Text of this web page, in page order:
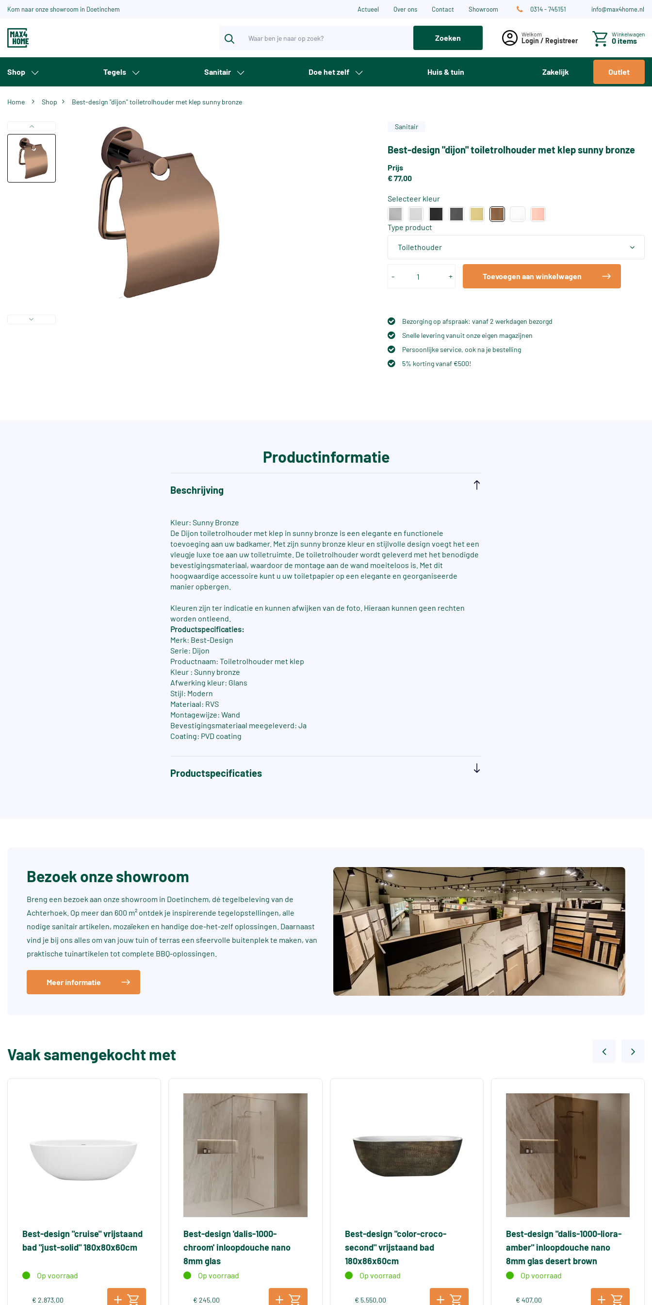
Kom naar onze showroom in Doetinchem Actueel Over ons Contact Showroom 0314 - 745151 info@max4home.nl
Zoeken Login / Registreer
Winkelwagen
0 items
Shop Tegels Sanitair Doe het zelf Huis & tuin Zakelijk Outlet
Home Shop Best-design "dijon" toiletrolhouder met klep sunny bronze
Sanitair
Best-design "dijon" toiletrolhouder met klep sunny bronze
Prijs
€ 77,00
Selecteer kleur
Type product
Toilethouder
- + Toevoegen aan winkelwagen
Bezorging op afspraak: vanaf 2 werkdagen bezorgd
Snelle levering vanuit onze eigen magazijnen
Persoonlijke service, ook na je bestelling
5% korting vanaf €500!
Productinformatie
Beschrijving
Kleur: Sunny Bronze
De Dijon toiletrolhouder met klep in sunny bronze is een elegante en functionele
toevoeging aan uw badkamer. Met zijn sunny bronze kleur en stijlvolle design voegt het een
vleugje luxe toe aan uw toiletruimte. De toiletrolhouder wordt geleverd met het benodigde
bevestigingsmateriaal, waardoor de montage aan de wand moeiteloos is. Met dit
hoogwaardige accessoire kunt u uw toiletpapier op een elegante en georganiseerde
manier opbergen.
Kleuren zijn ter indicatie en kunnen afwijken van de foto. Hieraan kunnen geen rechten
worden ontleend.
Productspecificaties:
Merk: Best-Design
Serie: Dijon
Productnaam: Toiletrolhouder met klep
Kleur : Sunny bronze
Afwerking kleur: Glans
Stijl: Modern
Materiaal: RVS
Montagewijze: Wand
Bevestigingsmateriaal meegeleverd: Ja
Coating: PVD coating
Productspecificaties
Bezoek onze showroom
Breng een bezoek aan onze showroom in Doetinchem, dé tegelbeleving van de
Achterhoek. Op meer dan 600 m² ontdek je inspirerende tegelopstellingen, alle
nodige sanitair artikelen, mozaïeken en handige doe-het-zelf oplossingen. Daarnaast
vind je bij ons alles om van jouw tuin of terras een sfeervolle buitenplek te maken, van
praktische tuinartikelen tot complete BBQ-oplossingen.
Meer informatie
Vaak samengekocht met
Best-design "cruise" vrijstaand
bad "just-solid" 180x80x60cm
Op voorraad
€ 2.873,00
Best-design 'dalis-1000-
chroom' inloopdouche nano
8mm glas
Op voorraad
€ 245,00
Best-design "color-croco-
second" vrijstaand bad
180x86x60cm
Op voorraad
€ 5.550,00
Best-design "dalis-1000-liora-
amber" inloopdouche nano
8mm glas desert brown
Op voorraad
€ 407,00